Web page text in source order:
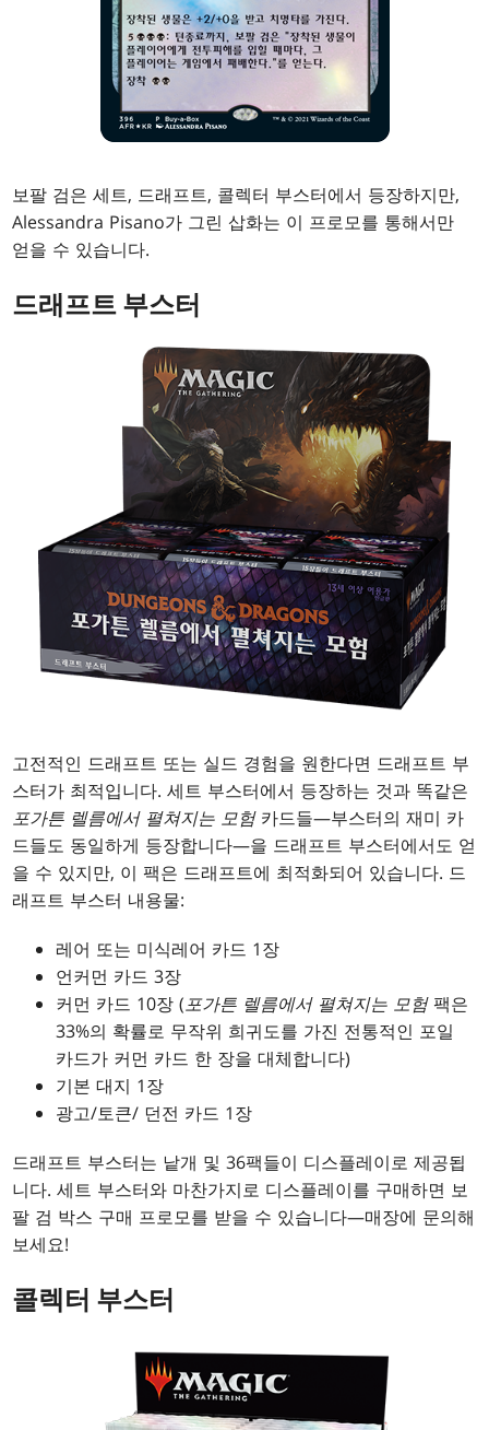
보팔 검은 세트, 드래프트, 콜렉터 부스터에서 등장하지만,
Alessandra Pisano가 그린 삽화는 이 프로모를 통해서만
얻을 수 있습니다.
드래프트 부스터
고전적인 드래프트 또는 실드 경험을 원한다면 드래프트 부
스터가 최적입니다. 세트 부스터에서 등장하는 것과 똑같은
포가튼 렐름에서 펼쳐지는 모험카드들—부스터의 재미 카
드들도 동일하게 등장합니다—을 드래프트 부스터에서도 얻
을 수 있지만, 이 팩은 드래프트에 최적화되어 있습니다. 드
래프트 부스터 내용물:
레어 또는 미식레어 카드 1장
언커먼 카드 3장
커먼 카드 10장 (포가튼 렐름에서 펼쳐지는 모험팩은
33%의 확률로 무작위 희귀도를 가진 전통적인 포일
카드가 커먼 카드 한 장을 대체합니다)
기본 대지 1장
광고/토큰/ 던전 카드 1장
드래프트 부스터는 낱개 및 36팩들이 디스플레이로 제공됩
니다. 세트 부스터와 마찬가지로 디스플레이를 구매하면 보
팔 검 박스 구매 프로모를 받을 수 있습니다—매장에 문의해
보세요!
콜렉터 부스터